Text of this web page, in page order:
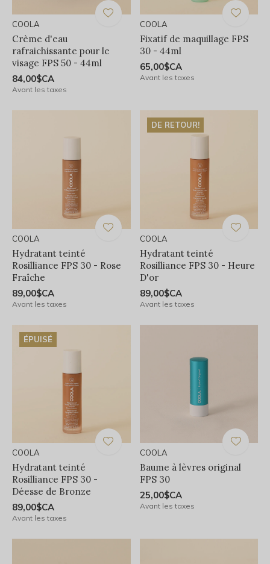
COOLA
Crème d'eau
rafraichissante pour le
visage FPS 50 - 44ml
84,00$CA
Avant les taxes
COOLA
Fixatif de maquillage FPS
30 - 44ml
65,00$CA
Avant les taxes
COOLA
Hydratant teinté
Rosilliance FPS 30 - Rose
Fraîche
89,00$CA
Avant les taxes
DE RETOUR!
COOLA
Hydratant teinté
Rosilliance FPS 30 - Heure
D'or
89,00$CA
Avant les taxes
ÉPUISÉ
COOLA
Hydratant teinté
Rosilliance FPS 30 -
Déesse de Bronze
89,00$CA
Avant les taxes
COOLA
Baume à lèvres original
FPS 30
25,00$CA
Avant les taxes